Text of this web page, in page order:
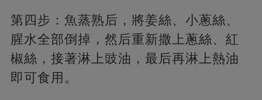
第四步：魚蒸熟后，將姜絲、小蔥絲、
腥水全部倒掉，然后重新撒上蔥絲、紅
椒絲，接著淋上豉油，最后再淋上熱油
即可食用。